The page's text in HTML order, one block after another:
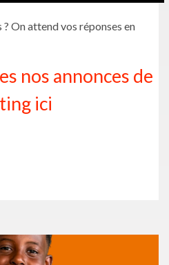
On attend vos réponses en
nos annonces de
ici